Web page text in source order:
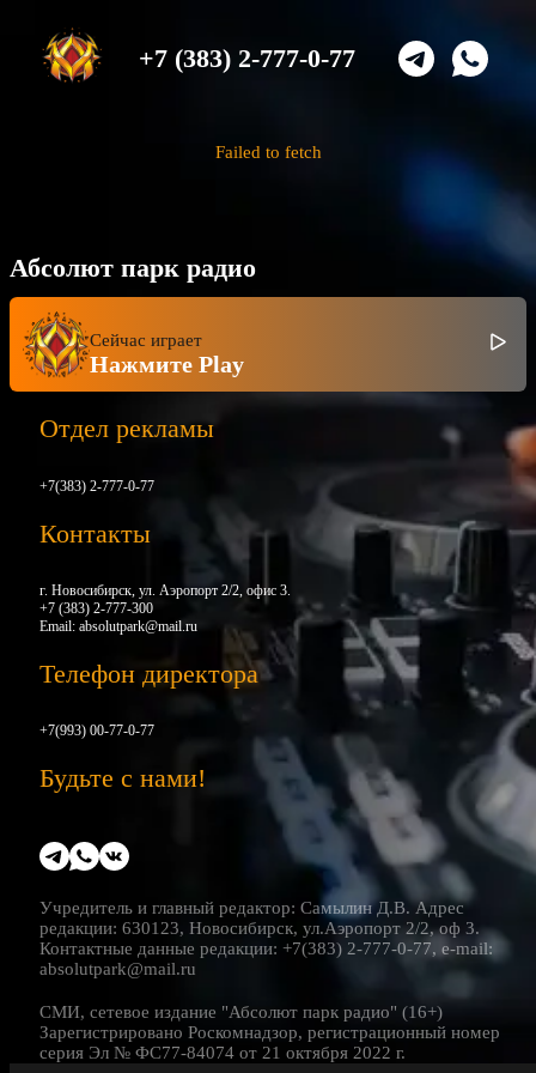
+7 (383) 2-777-0-77
Failed to fetch
Абсолют парк радио
Сейчас играет
Нажмите Play
Отдел рекламы
+7(383) 2-777-0-77
Контакты
г. Новосибирск, ул. Аэропорт 2/2, офис 3.
+7 (383) 2-777-300
Email: absolutpark@mail.ru
Телефон директора
+7(993) 00-77-0-77
Будьте с нами!
Учредитель и главный редактор: Самылин Д.В. Адрес
редакции: 630123, Новосибирск, ул.Аэропорт 2/2, оф 3.
Контактные данные редакции: +7(383) 2-777-0-77, e-mail:
absolutpark@mail.ru
СМИ, сетевое издание "Абсолют парк радио" (16+)
Зарегистрировано Роскомнадзор, регистрационный номер
серия Эл № ФС77-84074 от 21 октября 2022 г.